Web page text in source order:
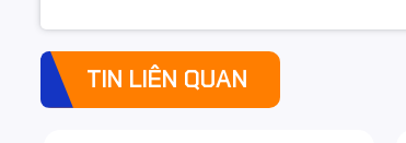
TIN LIÊN QUAN